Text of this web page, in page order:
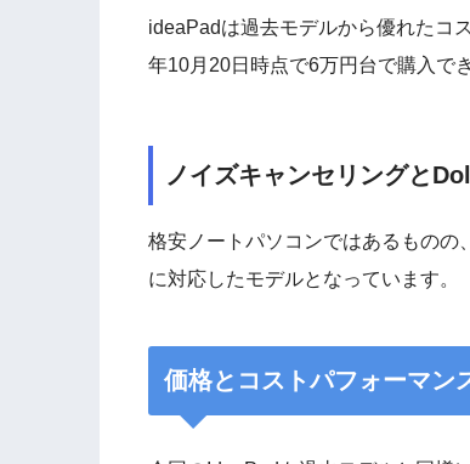
ideaPadは過去モデルから優れたコ
年10月20日時点で6万円台で購入で
ノイズキャンセリングと
格安ノートパソコンではあるもの
に対応したモデルとなっています。
価格とコストパフォーマン